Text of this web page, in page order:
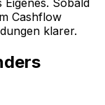
Cashflow
klarer.